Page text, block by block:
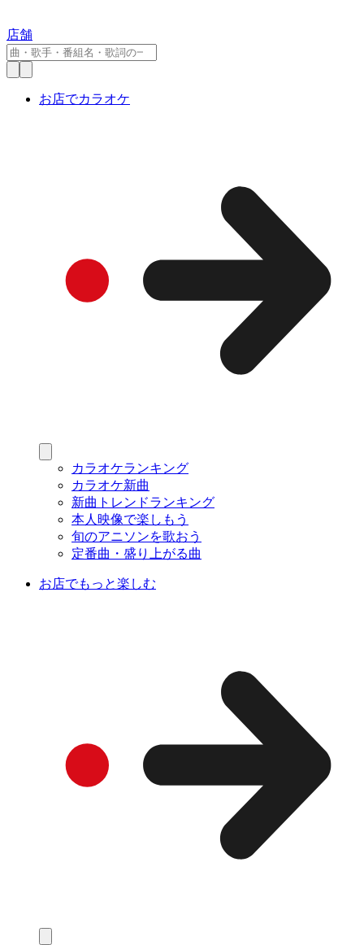
店舗
お店でカラオケ
カラオケランキング
カラオケ新曲
新曲トレンドランキング
本人映像で楽しもう
旬のアニソンを歌おう
定番曲・盛り上がる曲
お店でもっと楽しむ